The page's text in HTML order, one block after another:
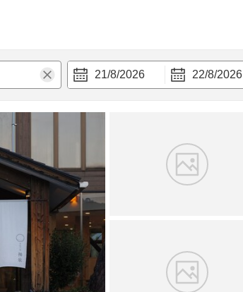
21/8/2026 22/8/2026
สะดวก